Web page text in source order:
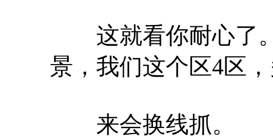
这就看你耐心了。
景，我们这个区4区
来会换线抓。